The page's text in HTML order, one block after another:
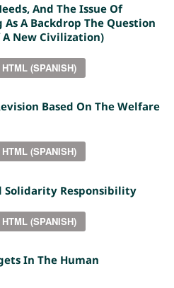
And The Issue Of
A Backdrop The Question
New Civilization)
HTML (SPANISH)
Based On The Welfare
HTML (SPANISH)
Solidarity Responsibility
HTML (SPANISH)
In The Human